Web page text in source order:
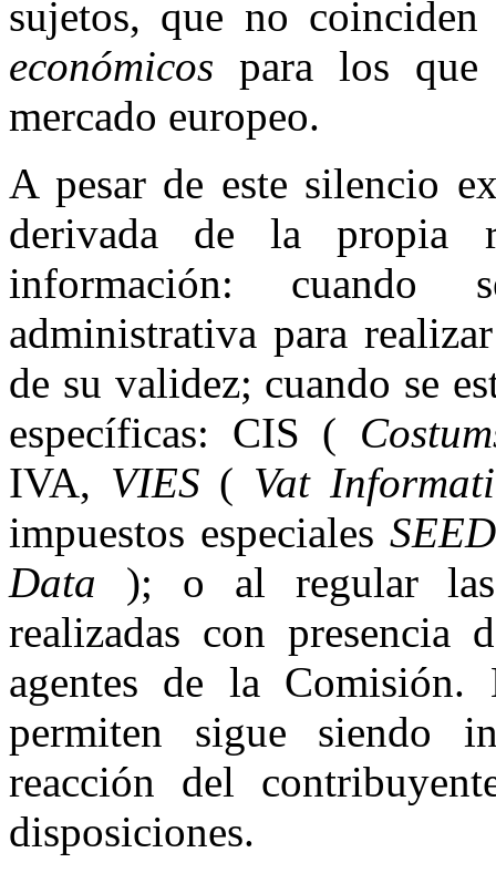
sujetos, que no
económicos para los que
mercado europeo.
A pesar de este silencio
derivada de la propia
información: cuando
administrativa para
de su validez; cuando se
específicas: CIS (
IVA, VIES ( Vat
impuestos especiales
Data ); o al regular las
realizadas con presencia
agentes de la Comisión.
permiten sigue siendo
reacción del
disposiciones.